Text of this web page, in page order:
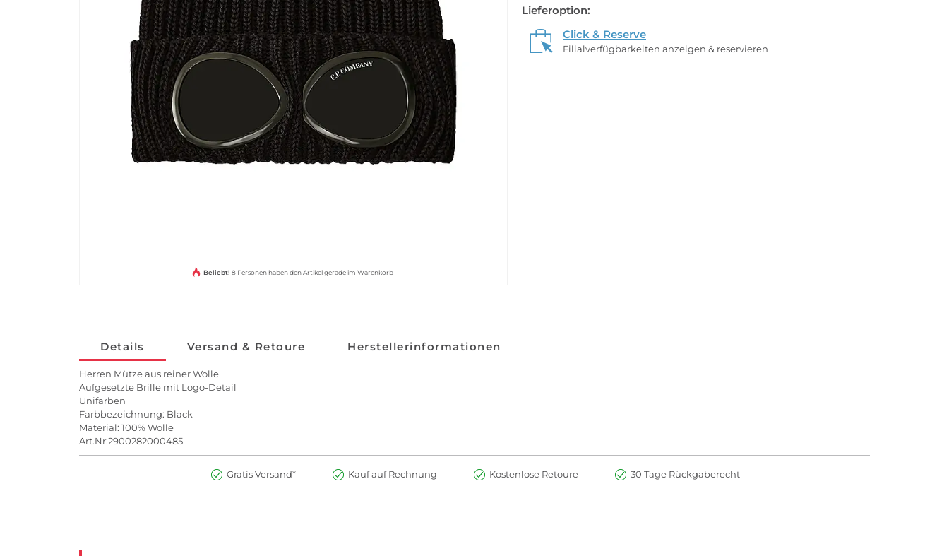
Beliebt! 8 Personen haben den Artikel gerade im Warenkorb
Lieferoption:
Click & Reserve
Filialverfügbarkeiten anzeigen & reservieren
Details Versand & Retoure Herstellerinformationen
Herren Mütze aus reiner Wolle
Aufgesetzte Brille mit Logo-Detail
Unifarben
Farbbezeichnung: Black
Material: 100% Wolle
Art.Nr:2900282000485
Gratis Versand* Kauf auf Rechnung Kostenlose Retoure 30 Tage Rückgaberecht